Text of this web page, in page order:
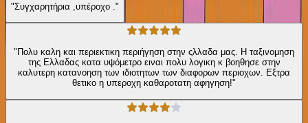
"Συγχαρητήρια ,υπέροχο ."
"Πολυ καλη και περιεκτικη περιήγηση στην ςλλαδα μας. Η ταξινομηση
της Ελλαδας κατα υψόμετρο ειναι πολυ λογικη κ βοηθησε στην
καλυτερη κατανοηση των ιδιοτητων των διαφορων περιοχων. Εξτρα
θετικο η υπεροχη καθαροτατη αφηγηση!"